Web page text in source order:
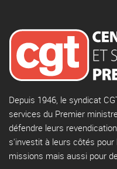
Depuis 1946, le syndicat
services du Premier
défendre leurs
s'investit à leurs côtés
missions mais aussi pour